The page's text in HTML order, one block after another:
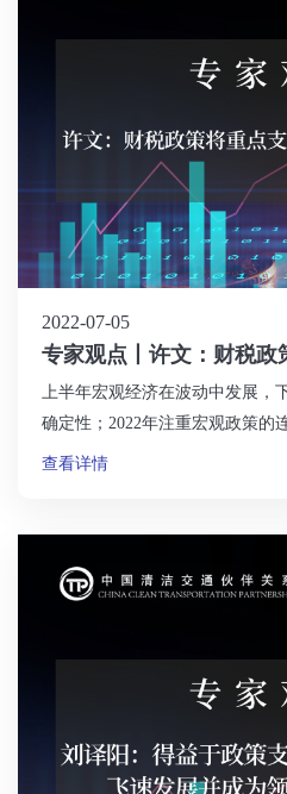
2022-07-05
专家观点丨许文：财税政
相关领域
上半年宏观经济在波动中发展，
确定性；2022年注重宏观政策的
实施更大力度减税降费政策；清
查看详情